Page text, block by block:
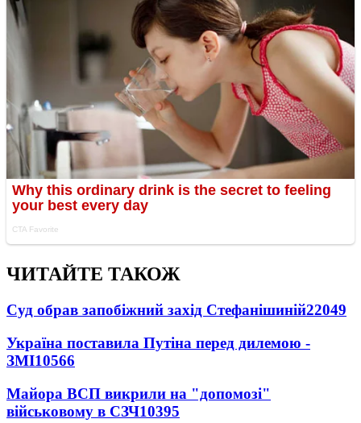
ЧИТАЙТЕ ТАКОЖ
Суд обрав запобіжний захід Стефанішиній22049
Україна поставила Путіна перед дилемою -
ЗМІ10566
Майора ВСП викрили на "допомозі"
військовому в СЗЧ10395